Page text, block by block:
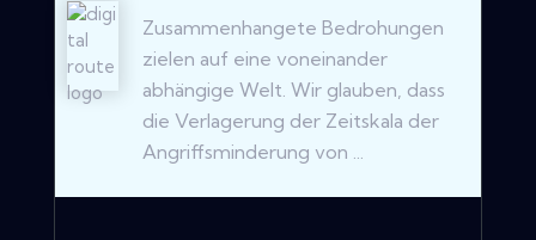
Zusammenhangete Bedrohungen
zielen auf eine voneinander
abhängige Welt. Wir glauben, dass
die Verlagerung der Zeitskala der
Angriffsminderung von ...